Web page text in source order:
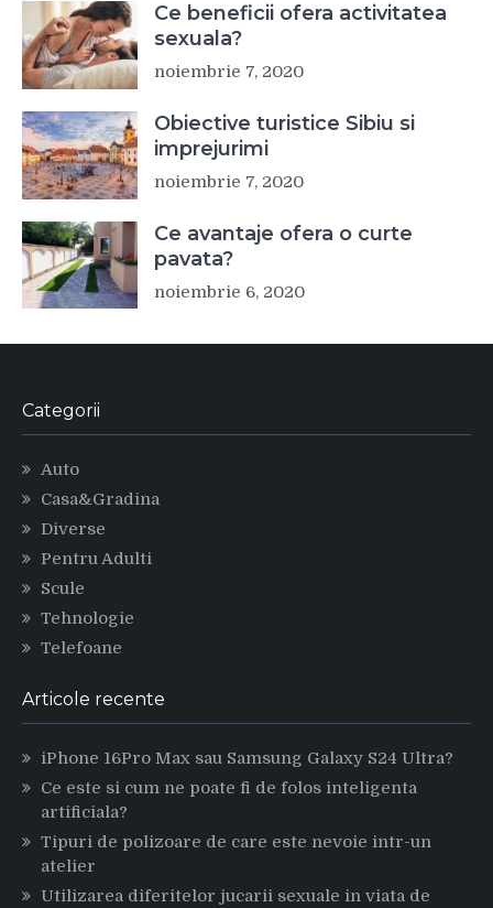
Ce beneficii ofera activitatea
sexuala?
noiembrie 7, 2020
Obiective turistice Sibiu si
imprejurimi
noiembrie 7, 2020
Ce avantaje ofera o curte
pavata?
noiembrie 6, 2020
Categorii
Auto
Casa&Gradina
Diverse
Pentru Adulti
Scule
Tehnologie
Telefoane
Articole recente
iPhone 16Pro Max sau Samsung Galaxy S24 Ultra?
Ce este si cum ne poate fi de folos inteligenta
artificiala?
Tipuri de polizoare de care este nevoie intr-un
atelier
Utilizarea diferitelor jucarii sexuale in viata de